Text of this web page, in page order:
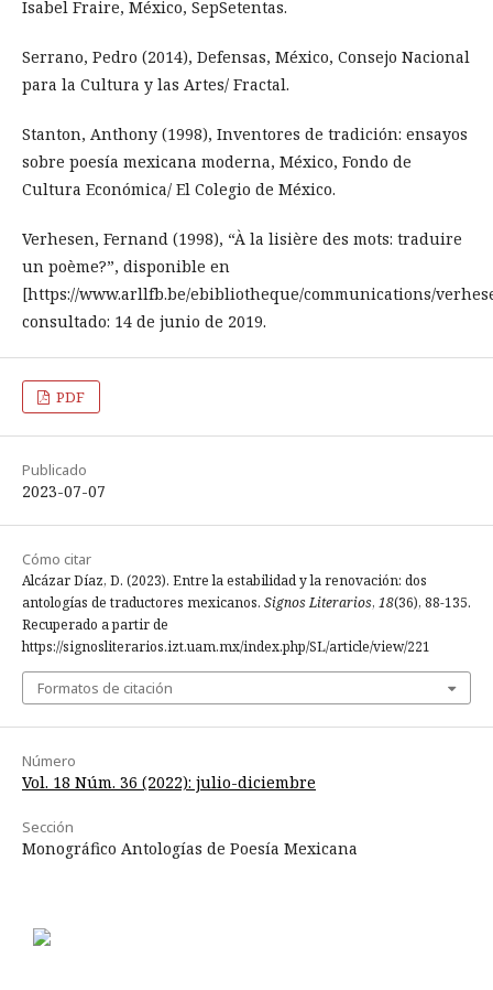
Isabel Fraire, México, SepSetentas.
Serrano, Pedro (2014), Defensas, México, Consejo Nacional
para la Cultura y las Artes/ Fractal.
Stanton, Anthony (1998), Inventores de tradición: ensayos
sobre poesía mexicana moderna, México, Fondo de
Cultura Económica/ El Colegio de México.
Verhesen, Fernand (1998), “À la lisière des mots: traduire
un poème?”, disponible en
[https://www.arllfb.be/ebibliotheque/communications/
consultado: 14 de junio de 2019.
PDF
Publicado
2023-07-07
Cómo citar
Alcázar Díaz, D. (2023). Entre la estabilidad y la renovación: dos
antologías de traductores mexicanos. Signos Literarios, 18(36), 88-135.
Recuperado a partir de
https://signosliterarios.izt.uam.mx/index.php/SL/article/view/221
Formatos de citación
Número
Vol. 18 Núm. 36 (2022): julio-diciembre
Sección
Monográfico Antologías de Poesía Mexicana